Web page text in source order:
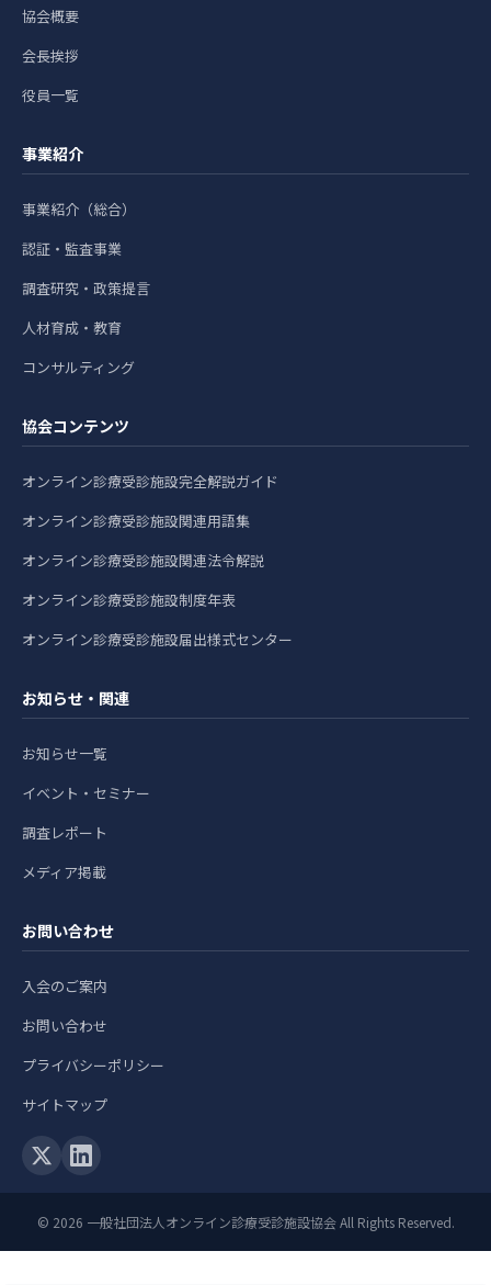
協会概要
会長挨拶
役員一覧
事業紹介
事業紹介（総合）
認証・監査事業
調査研究・政策提言
人材育成・教育
コンサルティング
協会コンテンツ
オンライン診療受診施設完全解説ガイド
オンライン診療受診施設関連用語集
オンライン診療受診施設関連法令解説
オンライン診療受診施設制度年表
オンライン診療受診施設届出様式センター
お知らせ・関連
お知らせ一覧
イベント・セミナー
調査レポート
メディア掲載
お問い合わせ
入会のご案内
お問い合わせ
プライバシーポリシー
サイトマップ
© 2026 一般社団法人オンライン診療受診施設協会 All Rights Reserved.